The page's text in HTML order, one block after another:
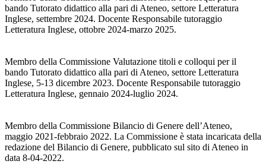
bando Tutorato didattico alla pari di Ateneo, settore Letteratura
Inglese, settembre 2024. Docente Responsabile tutoraggio
Letteratura Inglese, ottobre 2024-marzo 2025.
Membro della Commissione Valutazione titoli e colloqui per il
bando Tutorato didattico alla pari di Ateneo, settore Letteratura
Inglese, 5-13 dicembre 2023. Docente Responsabile tutoraggio
Letteratura Inglese, gennaio 2024-luglio 2024.
Membro della Commissione Bilancio di Genere dell’Ateneo,
maggio 2021-febbraio 2022. La Commissione è stata incaricata della
redazione del Bilancio di Genere, pubblicato sul sito di Ateneo in
data 8-04-2022.